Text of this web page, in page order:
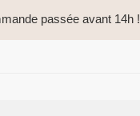
passée avant 14h !